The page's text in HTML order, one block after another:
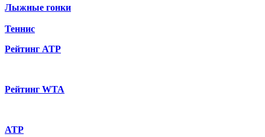
Лыжные гонки
Теннис
Рейтинг ATP
Рейтинг WTA
ATP